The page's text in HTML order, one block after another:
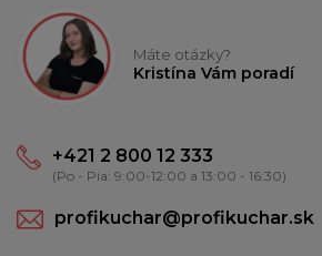
Máte otázky?
Kristína Vám poradí
+421 2 800 12 333
(Po - Pia: 9:00-12:00 a 13:00 - 16:30)
profikuchar@profikuchar.sk